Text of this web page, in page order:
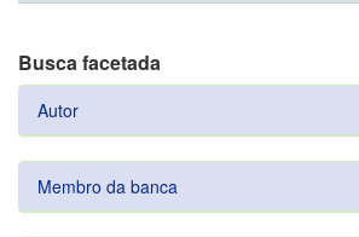
Busca facetada
Autor
Membro da banca